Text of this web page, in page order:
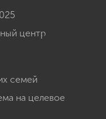
центр
семей
на целевое